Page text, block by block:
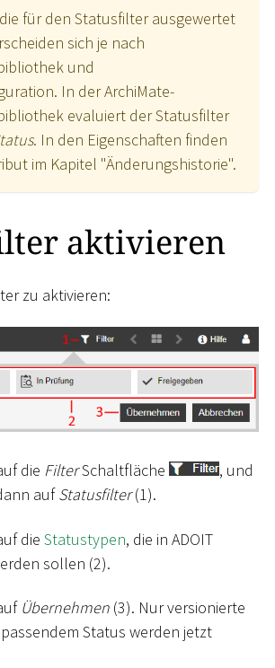
für den Statusfilter ausgewertet
sich je nach
und
In der ArchiMate-
evaluiert der Statusfilter
. In den Eigenschaften finden
im Kapitel "Änderungshistorie".
aktivieren
zu aktivieren:
die FilterSchaltfläche
, und
aufStatusfilter(1).
die Statustypen, die in ADOIT
sollen (2).
Übernehmen (3). Nur versionierte
Status werden jetzt